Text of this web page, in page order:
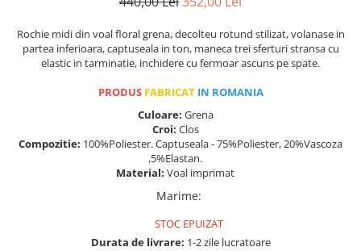
Rochie midi din voal floral grena, decolteu rotund stilizat, volanase in
partea inferioara, captuseala in ton, maneca trei sferturi stransa cu
elastic in tarminatie, inchidere cu fermoar ascuns pe spate.
PRODUS FABRICATIN ROMANIA
Culoare: Grena
Croi: Clos
Compozitie: 100%Poliester. Captuseala - 75%Poliester, 20%Vascoza
,5%Elastan.
Material: Voal imprimat
Marime:
STOC EPUIZAT
Durata de livrare: 1-2 zile lucratoare